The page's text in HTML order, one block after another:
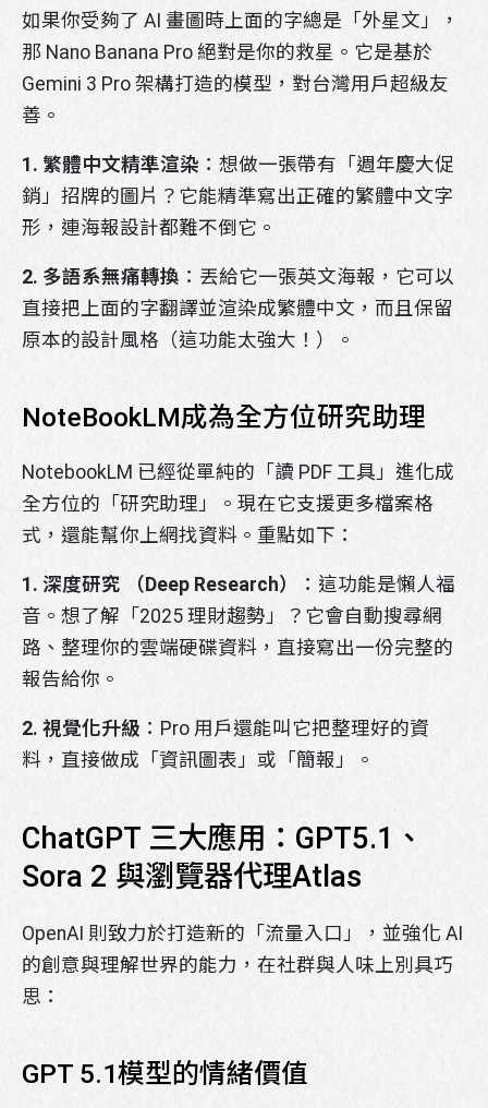
如果你受夠了 AI 畫圖時上面的字總是「外星文」，
那 Nano Banana Pro 絕對是你的救星。它是基於
Gemini 3 Pro 架構打造的模型，對台灣用戶超級友
善。
1. 繁體中文精準渲染 ：想做一張帶有「週年慶大促
銷」招牌的圖片？它能精準寫出正確的繁體中文字
形，連海報設計都難不倒它。
2. 多語系無痛轉換 ：丟給它一張英文海報，它可以
直接把上面的字翻譯並渲染成繁體中文，而且保留
原本的設計風格（這功能太強大！）。
NoteBookLM成為全方位研究助理
NotebookLM 已經從單純的「讀 PDF 工具」進化成
全方位的「研究助理」。現在它支援更多檔案格
式，還能幫你上網找資料。重點如下：
1. 深度研究 （Deep Research）
：這功能是懶人福
音。想了解「2025 理財趨勢」？它會自動搜尋網
路、整理你的雲端硬碟資料，直接寫出一份完整的
報告給你。
2. 視覺化升級 ：Pro 用戶還能叫它把整理好的資
料，直接做成「資訊圖表」或「簡報」。
ChatGPT 三大應用：GPT5.1、
Sora 2 與瀏覽器代理Atlas
OpenAI 則致力於打造新的「流量入口」，並強化 AI
的創意與理解世界的能力，在社群與人味上別具巧
思：
GPT 5.1模型的情緒價值